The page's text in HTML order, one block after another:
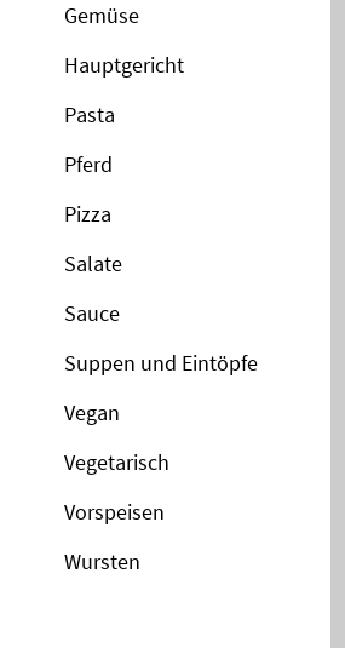
Gemüse
Hauptgericht
Pasta
Pferd
Pizza
Salate
Sauce
Suppen und Eintöpfe
Vegan
Vegetarisch
Vorspeisen
Wursten